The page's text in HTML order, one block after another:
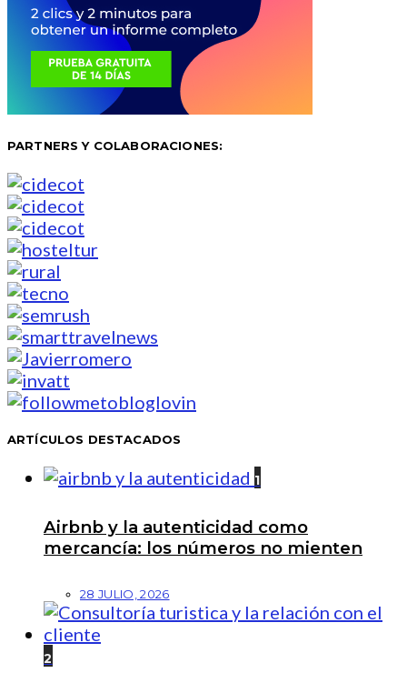
PARTNERS Y COLABORACIONES:
ARTÍCULOS DESTACADOS
1
Airbnb y la autenticidad como
mercancía: los números no mienten
28 JULIO, 2026
2